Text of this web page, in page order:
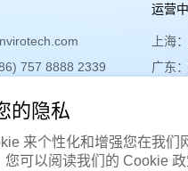
的隐私
来个性化和增强您在我们
可以阅读我们的 Cookie 政
757 8888 2339
运营
上海：
广东：